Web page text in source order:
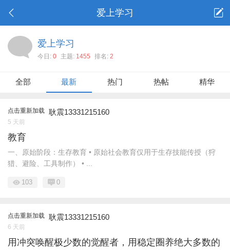
爱上学习
爱上学习
今日: 0 主题: 1455 排名: 2
全部 最新 热门 热帖 精华
点击重新加载 耿震13331215160
5 天前
教育
一、原始阶段：生存教育 • 原始社会教育仅用于生存技能传授（狩
猎、避险、工具制作） • ...
103 0
点击重新加载 耿震13331215160
6 天前
用冲突唤醒极少数的觉醒者，用稳定圈养绝大多数的